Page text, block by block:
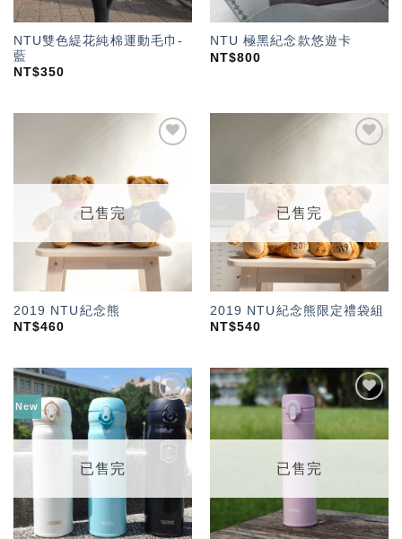
NTU雙色緹花純棉運動毛巾-
藍
NT$350
NTU 極黑紀念款悠遊卡
NT$800
望輕
單」
已售完
2019 NTU紀念熊
NT$460
單」
已售完
2019 NTU紀念熊限定禮袋組
NT$540
New
加入
「願
望輕
單」
已售完
加入
望輕
已售完